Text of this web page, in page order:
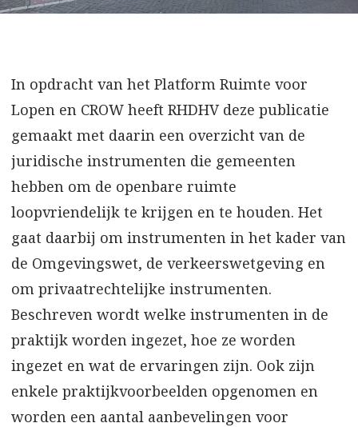
In opdracht van het Platform Ruimte voor
Lopen en CROW heeft RHDHV deze publicatie
gemaakt met daarin een overzicht van de
juridische instrumenten die gemeenten
hebben om de openbare ruimte
loopvriendelijk te krijgen en te houden. Het
gaat daarbij om instrumenten in het kader van
de Omgevingswet, de verkeerswetgeving en
om privaatrechtelijke instrumenten.
Beschreven wordt welke instrumenten in de
praktijk worden ingezet, hoe ze worden
ingezet en wat de ervaringen zijn. Ook zijn
enkele praktijkvoorbeelden opgenomen en
worden een aantal aanbevelingen voor